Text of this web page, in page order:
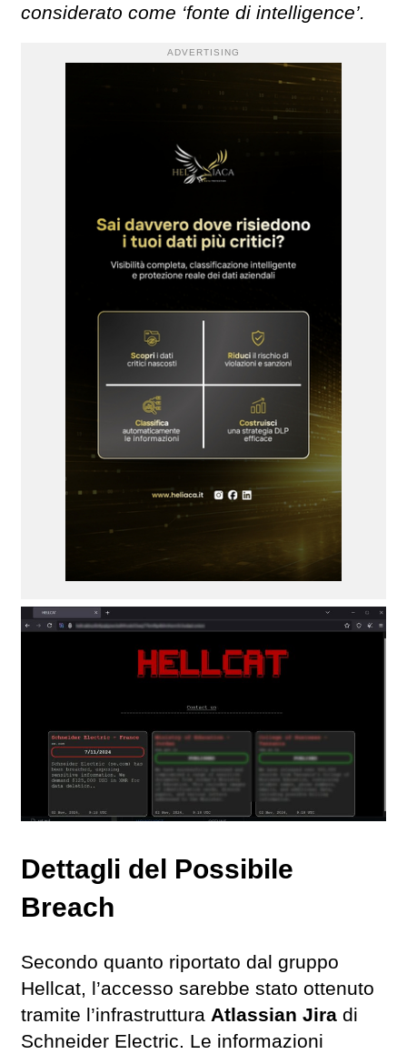
considerato come ‘fonte di intelligence’.
ADVERTISING
Dettagli del Possibile
Breach
Secondo quanto riportato dal gruppo
Hellcat, l’accesso sarebbe stato ottenuto
tramite l’infrastruttura Atlassian Jira di
Schneider Electric. Le informazioni